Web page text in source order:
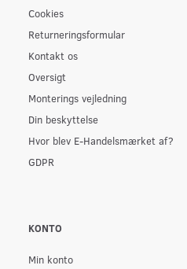
Cookies
Returneringsformular
Kontakt os
Oversigt
Monterings vejledning
Din beskyttelse
Hvor blev E-Handelsmærket af?
GDPR
KONTO
Min konto